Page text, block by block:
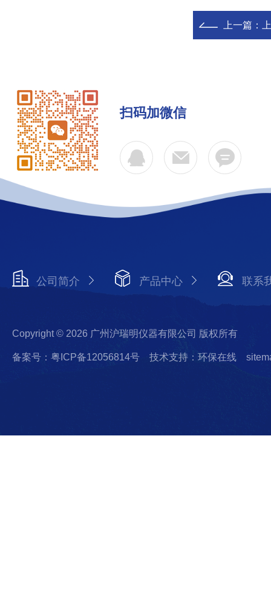
上一篇：
扫码加微信
公司简介 产品中心 联系
Copyright © 2026 广州沪瑞明仪器有限公司 版权所有
备案号：粤ICP备12056814号 技术支持：环保在线